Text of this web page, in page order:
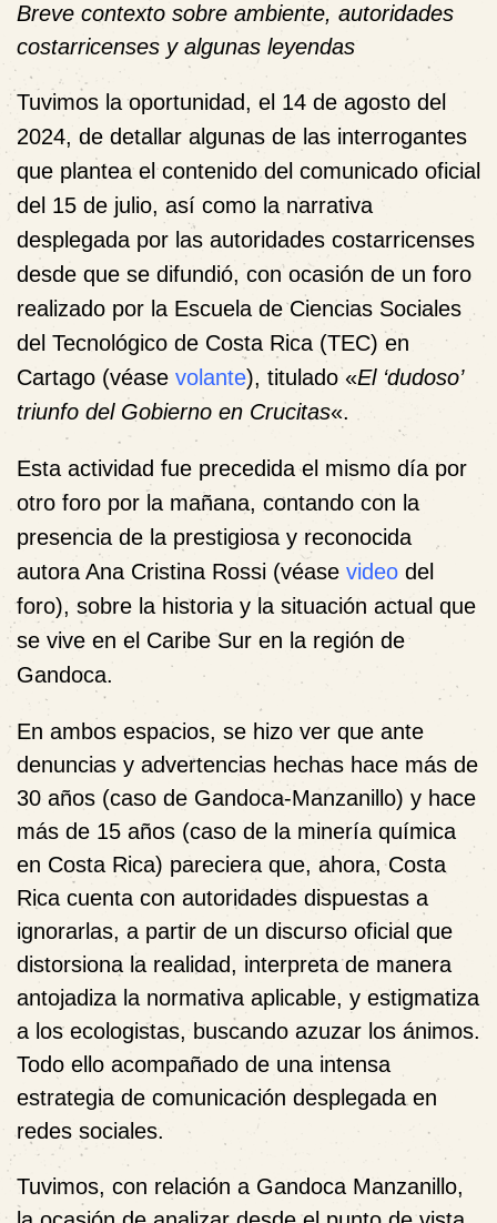
Breve contexto sobre ambiente, autoridades
costarricenses y algunas leyendas
Tuvimos la oportunidad, el 14 de agosto del
2024, de detallar algunas de las interrogantes
que plantea el contenido del comunicado oficial
del 15 de julio, así como la narrativa
desplegada por las autoridades costarricenses
desde que se difundió, con ocasión de un foro
realizado por la Escuela de Ciencias Sociales
del Tecnológico de Costa Rica (TEC) en
Cartago (véase volante), titulado «El ‘dudoso’
triunfo del Gobierno en Crucitas«.
Esta actividad fue precedida el mismo día por
otro foro por la mañana, contando con la
presencia de la prestigiosa y reconocida
autora Ana Cristina Rossi (véase video del
foro), sobre la historia y la situación actual que
se vive en el Caribe Sur en la región de
Gandoca.
En ambos espacios, se hizo ver que ante
denuncias y advertencias hechas hace más de
30 años (caso de Gandoca-Manzanillo) y hace
más de 15 años (caso de la minería química
en Costa Rica) pareciera que, ahora, Costa
Rica cuenta con autoridades dispuestas a
ignorarlas, a partir de un discurso oficial que
distorsiona la realidad, interpreta de manera
antojadiza la normativa aplicable, y estigmatiza
a los ecologistas, buscando azuzar los ánimos.
Todo ello acompañado de una intensa
estrategia de comunicación desplegada en
redes sociales.
Tuvimos, con relación a Gandoca Manzanillo,